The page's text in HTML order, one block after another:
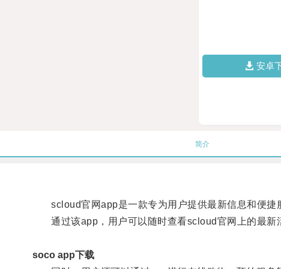
安卓
简介
scloud官网app是一款专为用户提供最新信息和便捷
通过该app，用户可以随时查看scloud官网上的最新
soco app下载